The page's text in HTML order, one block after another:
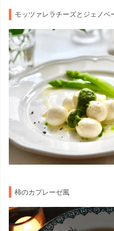
モッツァレラチーズとジェノベ
柿のカプレーゼ風